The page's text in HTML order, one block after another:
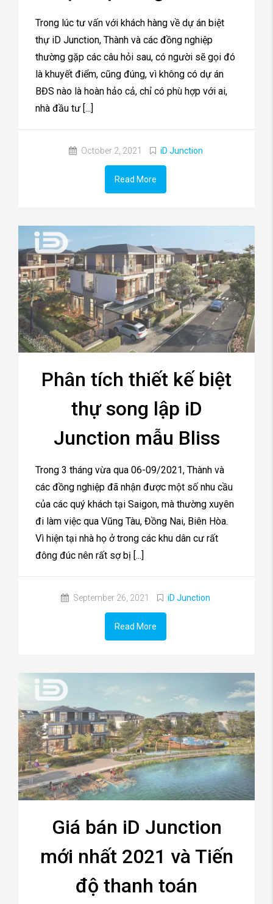
Trong lúc tư vấn với khách hàng về dự án biệt
thự iD Junction, Thành và các đồng nghiệp
thường gặp các câu hỏi sau, có người sẽ gọi đó
là khuyết điểm, cũng đúng, vì không có dự án
BĐS nào là hoàn hảo cả, chỉ có phù hợp với ai,
nhà đầu tư [...]
October 2, 2021 iD Junction
Read More
Phân tích thiết kế biệt
thự song lập iD
Junction mẫu Bliss
Trong 3 tháng vừa qua 06-09/2021, Thành và
các đồng nghiệp đã nhận được một số nhu cầu
của các quý khách tại Saigon, mà thường xuyên
đi làm việc qua Vũng Tàu, Đồng Nai, Biên Hòa.
Vì hiện tại nhà họ ở trong các khu dân cư rất
đông đúc nên rất sợ bị [...]
September 26, 2021 iD Junction
Read More
Giá bán iD Junction
mới nhất 2021 và Tiến
độ thanh toán